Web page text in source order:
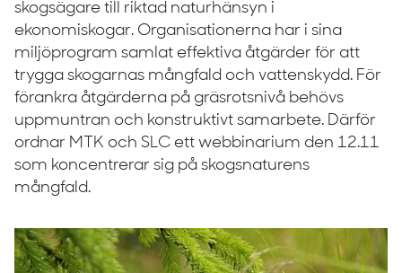
skogsägare till riktad naturhänsyn i
ekonomiskogar. Organisationerna har i sina
miljöprogram samlat effektiva åtgärder för att
trygga skogarnas mångfald och vattenskydd. För
förankra åtgärderna på gräsrotsnivå behövs
uppmuntran och konstruktivt samarbete. Därför
ordnar MTK och SLC ett webbinarium den 12.11
som koncentrerar sig på skogsnaturens
mångfald.